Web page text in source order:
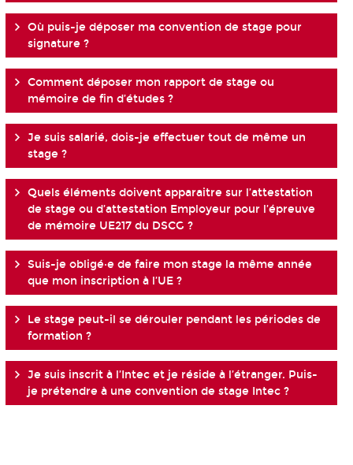
Où puis-je déposer ma convention de stage pour
signature ?
Comment déposer mon rapport de stage ou
mémoire de fin d’études ?
Je suis salarié, dois-je effectuer tout de même un
stage ?
Quels éléments doivent apparaitre sur l’attestation
de stage ou d’attestation Employeur pour l’épreuve
de mémoire UE217 du DSCG ?
Suis-je obligé·e de faire mon stage la même année
que mon inscription à l’UE ?
Le stage peut-il se dérouler pendant les périodes de
formation ?
Je suis inscrit à l’Intec et je réside à l’étranger. Puis-
je prétendre à une convention de stage Intec ?